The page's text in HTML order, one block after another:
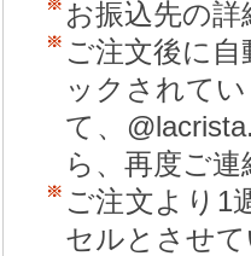
お振込先の
ご注文後に
ックされて
て、
ら、再度ご
ご注文より1
セルとさせ